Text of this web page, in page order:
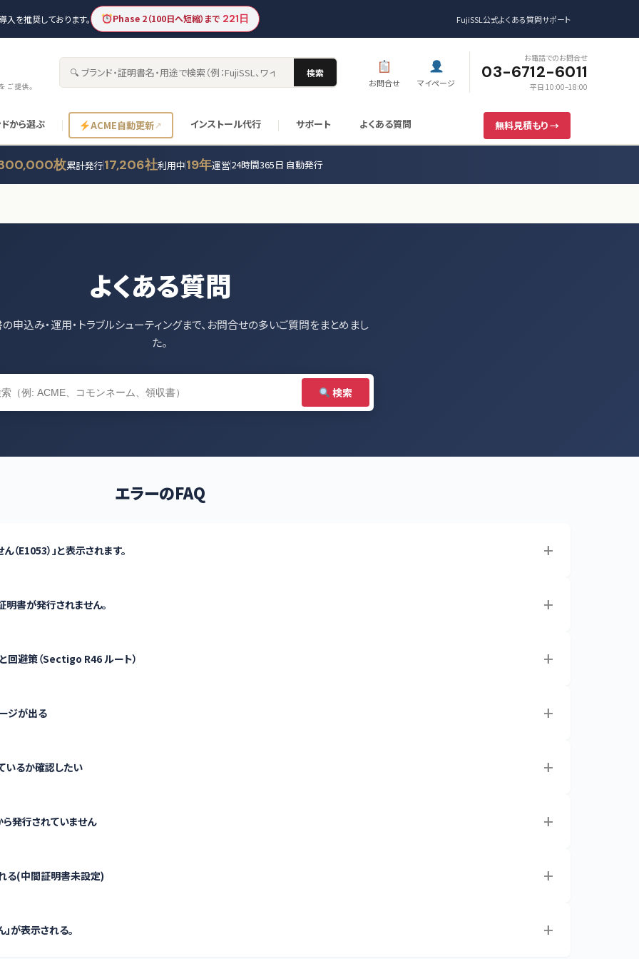
を推奨しております。 Phase 2（100日へ短縮）まで 221日 FujiSSL公式よくある質問サポート
ご提供。 サイト内検索 検索
お問合せ マイページ
お電話でのお問合せ
03-6712-6011
平日 10:00–18:00
から選ぶ ACME自動更新 インストール代行 サポート よくある質問 無料見積もり →
枚累計発行17,206社利用中19年運営24時間365日 自動発行
よくある質問
申込み・運用・トラブルシューティングまで、お問合せの多いご質問をまとめまし
た。
検索
エラーのFAQ
E1053）」と表示されます。 +
明書が発行されません。 +
避策（Sectigo R46 ルート） +
ジが出る +
いるか確認したい +
発行されていません +
(中間証明書未設定) +
が表示される。 +